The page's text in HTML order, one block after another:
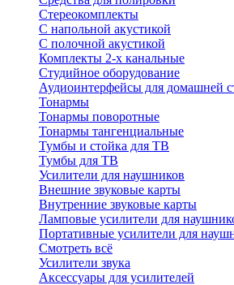
Стереокомплекты
C напольной акустикой
C полочной акустикой
Комплекты 2-х канальные
Студийное оборудование
Аудиоинтерфейсы для домашней
Тонармы
Тонармы поворотные
Тонармы тангенциальные
Тумбы и стойка для ТВ
Тумбы для ТВ
Усилители для наушников
Внешние звуковые карты
Внутренние звуковые карты
Ламповые усилители для
Портативные усилители для
Смотреть всё
Усилители звука
Аксессуары для усилителей